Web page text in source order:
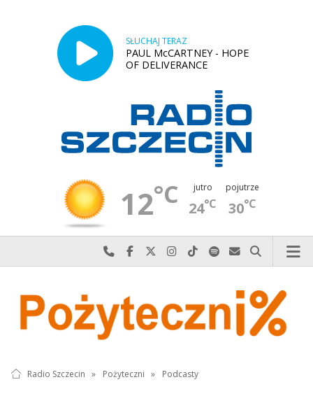
SŁUCHAJ TERAZ
PAUL McCARTNEY - HOPE
OF DELIVERANCE
12°C jutro
24°C
pojutrze
30°C
Najlepiej po prostu do nas zadzwoń
Odwiedź nas na Facebook-u
Odwiedź nas na X
Odwiedź nas na Instagram-ie
Odwiedź nas na TikTok-u
Szukaj nas na Spotify
Wyślij do nas
Szukaj
Radio Szczecin » Pożyteczni » Podcasty